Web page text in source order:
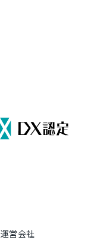
運営会社